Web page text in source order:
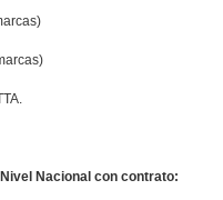
Nacional con contrato: